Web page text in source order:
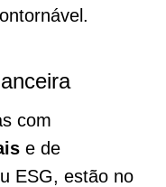
com
e de
ESG, estão no